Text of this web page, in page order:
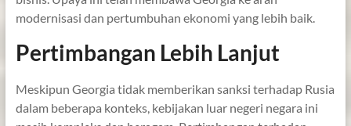
modernisasi dan pertumbuhan ekonomi yang lebih baik.
Pertimbangan Lebih Lanjut
Meskipun Georgia tidak memberikan sanksi terhadap Rusia
dalam beberapa konteks, kebijakan luar negeri negara ini